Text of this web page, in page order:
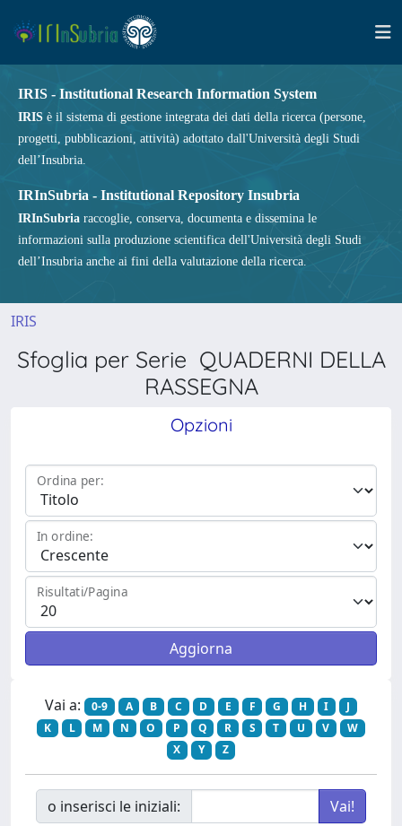
IRIS - Institutional Research Information System
IRIS è il sistema di gestione integrata dei dati della ricerca (persone,
progetti, pubblicazioni, attività) adottato dall'Università degli Studi
dell’Insubria.
IRInSubria - Institutional Repository Insubria
IRInSubria raccoglie, conserva, documenta e dissemina le
informazioni sulla produzione scientifica dell'Università degli Studi
dell’Insubria anche ai fini della valutazione della ricerca.
IRIS
Sfoglia per Serie QUADERNI DELLA
RASSEGNA
Opzioni
Ordina per:
In ordine:
Risultati/Pagina
Vai a: 0-9 A B C D E F G H I
J
K
L M N O P Q R S T U V
W
X
Y Z
o inserisci le iniziali: